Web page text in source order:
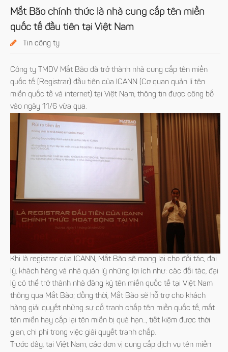
Mắt Bão chính thức là nhà cung cấp tên miền
quốc tế đầu tiên tại Việt Nam
Tin công ty
Công ty TMDV Mắt Bão đã trở thành nhà cung cấp tên miền
quốc tế (Registrar) đầu tiên của ICANN (Cơ quan quản lí tên
miền quốc tế và internet) tại Việt Nam, thông tin được công bố
vào ngày 11/6 vừa qua.
Khi là registrar của ICANN, Mắt Bão sẽ mang lại cho đối tác, đại
lý, khách hàng và nhà quản lý những lợi ích như: các đối tác, đại
lý có thể trở thành nhà đăng ký tên miền quốc tế tại Việt Nam
thông qua Mắt Bão; đồng thời, Mắt Bão sẽ hỗ trợ cho khách
hàng giải quyết những sự cố tranh chấp tên miền quốc tế, mất
tên miền hay cấp lại tên miền bị quá hạn..., tiết kiệm được thời
gian, chi phí trong việc giái quyết tranh chấp.
Trước đây, tại Việt Nam, các đơn vị cung cấp dịch vụ tên miền